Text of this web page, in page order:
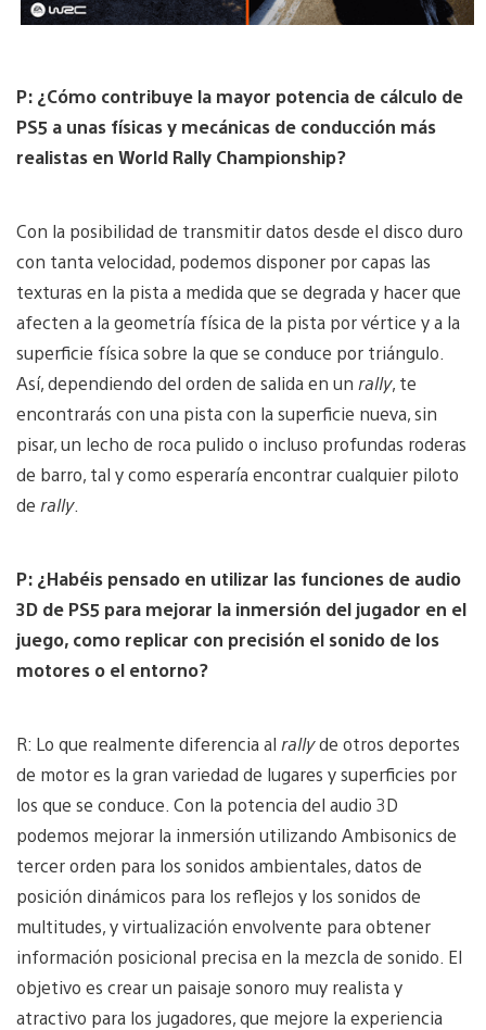
P: ¿Cómo contribuye la mayor potencia de cálculo de
PS5 a unas físicas y mecánicas de conducción más
realistas en World Rally Championship?
Con la posibilidad de transmitir datos desde el disco duro
con tanta velocidad, podemos disponer por capas las
texturas en la pista a medida que se degrada y hacer que
afecten a la geometría física de la pista por vértice y a la
superficie física sobre la que se conduce por triángulo.
Así, dependiendo del orden de salida en un rally, te
encontrarás con una pista con la superficie nueva, sin
pisar, un lecho de roca pulido o incluso profundas roderas
de barro, tal y como esperaría encontrar cualquier piloto
de rally.
P: ¿Habéis pensado en utilizar las funciones de audio
3D de PS5 para mejorar la inmersión del jugador en el
juego, como replicar con precisión el sonido de los
motores o el entorno?
R: Lo que realmente diferencia al rallyde otros deportes
de motor es la gran variedad de lugares y superficies por
los que se conduce. Con la potencia del audio 3D
podemos mejorar la inmersión utilizando Ambisonics de
tercer orden para los sonidos ambientales, datos de
posición dinámicos para los reflejos y los sonidos de
multitudes, y virtualización envolvente para obtener
información posicional precisa en la mezcla de sonido. El
objetivo es crear un paisaje sonoro muy realista y
atractivo para los jugadores, que mejore la experiencia